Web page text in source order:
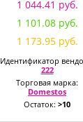
1 044.41 руб.
1 101.08 руб.
1 173.95 руб.
Идентификатор
222
Торговая марка:
Domestos
Остаток: >10